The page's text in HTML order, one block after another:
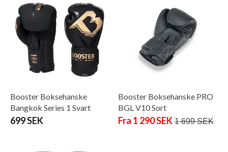
Booster Boksehanske
Bangkok Series 1 Svart
699 SEK
Booster Boksehanske PRO
BGL V10 Sort
Fra 1 290 SEK 1 699 SEK